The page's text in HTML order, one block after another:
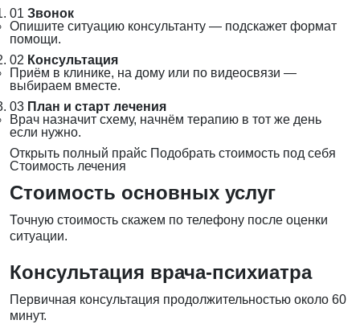
01 Звонок
Опишите ситуацию консультанту — подскажет формат
помощи.
02 Консультация
Приём в клинике, на дому или по видеосвязи —
выбираем вместе.
03 План и старт лечения
Врач назначит схему, начнём терапию в тот же день
если нужно.
Открыть полный прайс Подобрать стоимость под себя
Стоимость лечения
Стоимость основных услуг
Точную стоимость скажем по телефону после оценки
ситуации.
Консультация врача-психиатра
Первичная консультация продолжительностью около 60
минут.